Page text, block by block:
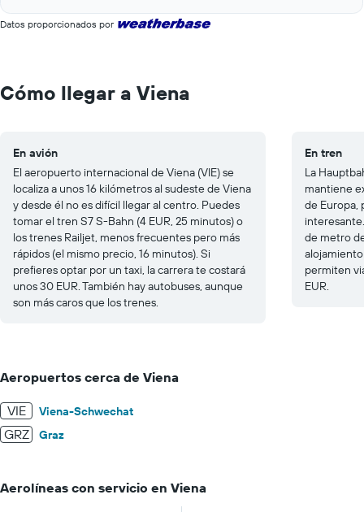
displaying
to
25.
interactive
chart
Datos proporcionados por
Cómo llegar a Viena
En avión
El aeropuerto internacional de Viena (VIE) se
localiza a unos 16 kilómetros al sudeste de Viena
y desde él no es difícil llegar al centro. Puedes
tomar el tren S7 S-Bahn (4 EUR, 25 minutos) o
los trenes Railjet, menos frecuentes pero más
rápidos (el mismo precio, 16 minutos). Si
prefieres optar por un taxi, la carrera te costará
unos 30 EUR. También hay autobuses, aunque
son más caros que los trenes.
En tren
La
mantiene
de Europa,
de metro
permiten
EUR.
Aeropuertos cerca de Viena
VIE Viena-Schwechat
GRZ Graz
Aerolíneas con servicio en Viena